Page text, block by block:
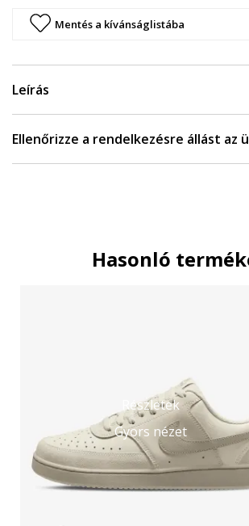
Mentés a kívánságlistába
Leírás
Ellenőrizze a rendelkezésre állást az
Hasonló
Részletek
Gyors nézet